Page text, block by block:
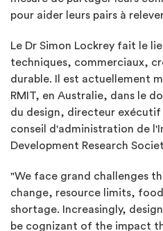
pour aider leurs pairs à
Le Dr Simon Lockrey fait le
techniques, commerciaux,
durable. Il est actuellement
RMIT, en Australie, dans le
du design, directeur exécutif
conseil d'administration de
Development Research
"We face grand challenges
change, resource limits,
shortage. Increasingly,
be cognizant of the impact